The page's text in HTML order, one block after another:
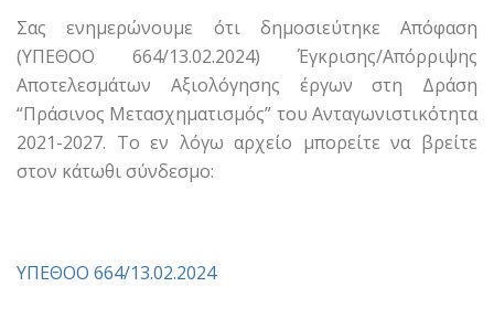
Σας ενημερώνουμε ότι δημοσιεύτηκε Απόφαση
(ΥΠΕΘΟΟ 664/13.02.2024) Έγκρισης/Απόρριψης
Αποτελεσμάτων Αξιολόγησης έργων στη Δράση
“Πράσινος Μετασχηματισμός” του Ανταγωνιστικότητα
2021-2027. Το εν λόγω αρχείο μπορείτε να βρείτε
στον κάτωθι σύνδεσμο:
ΥΠΕΘΟΟ 664/13.02.2024